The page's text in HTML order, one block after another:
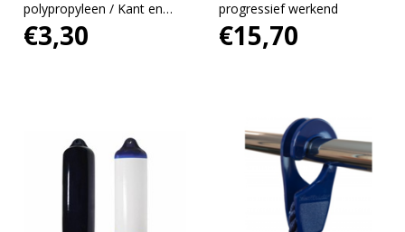
polypropyleen / Kant en
klaar
€3,30
progressief werkend
€15,70